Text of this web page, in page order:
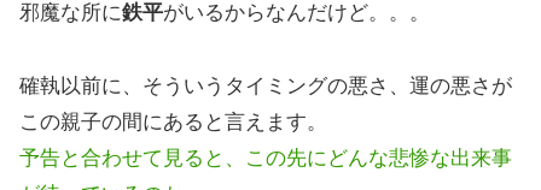
邪魔な所に鉄平がいるからなんだけど。。。
確執以前に、そういうタイミングの悪さ、運の悪さが
この親子の間にあると言えます。
予告と合わせて見ると、この先にどんな悲惨な出来事